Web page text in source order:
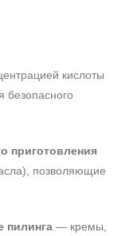
кислоты
приготовления
позволяющие
пилинга — кремы,